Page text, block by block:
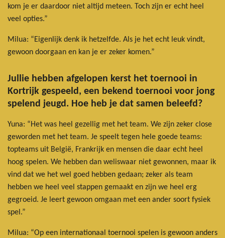
kom je er daardoor niet altijd meteen. Toch zijn er echt heel
veel opties.”
Milua: “Eigenlijk denk ik hetzelfde. Als je het echt leuk vindt,
gewoon doorgaan en kan je er zeker komen.”
Jullie hebben afgelopen kerst het toernooi in
Kortrijk gespeeld, een bekend toernooi voor jong
spelend jeugd. Hoe heb je dat samen beleefd?
Yuna: “Het was heel gezellig met het team. We zijn zeker close
geworden met het team. Je speelt tegen hele goede teams:
topteams uit België, Frankrijk en mensen die daar echt heel
hoog spelen. We hebben dan weliswaar niet gewonnen, maar ik
vind dat we het wel goed hebben gedaan; zeker als team
hebben we heel veel stappen gemaakt en zijn we heel erg
gegroeid. Je leert gewoon omgaan met een ander soort fysiek
spel.”
Milua: “Op een internationaal toernooi spelen is gewoon anders